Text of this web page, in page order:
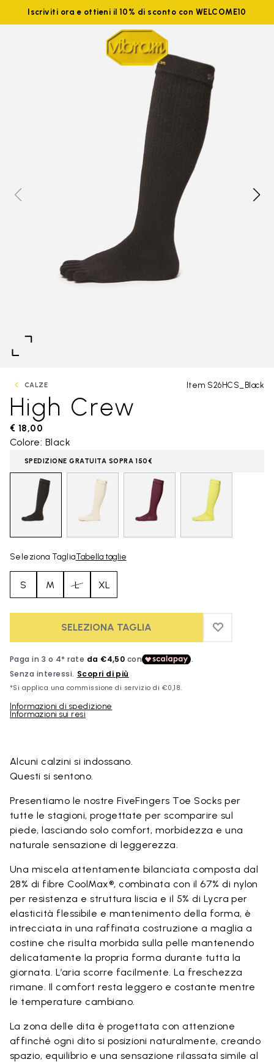
Iscriviti ora e ottieni il 10% di sconto con WELCOME10
CALZE Item S26HCS_Black
High Crew
€ 18,00
Colore: Black
SPEDIZIONE GRATUITA SOPRA 150€
Seleziona TagliaTabella taglie
S M L XL
SELEZIONA TAGLIA ADD TO
ADD TO
Informazioni di spedizione
Informazioni sui resi
Alcuni calzini si indossano.
Questi si sentono.
Presentiamo le nostre FiveFingers Toe Socks per
tutte le stagioni, progettate per scomparire sul
piede, lasciando solo comfort, morbidezza e una
naturale sensazione di leggerezza.
Una miscela attentamente bilanciata composta dal
28% di fibre CoolMax®, combinata con il 67% di nylon
per resistenza e struttura liscia e il 5% di Lycra per
elasticità flessibile e mantenimento della forma, è
intrecciata in una raffinata costruzione a maglia a
costine che risulta morbida sulla pelle mantenendo
delicatamente la propria forma durante tutta la
giornata. L’aria scorre facilmente. La freschezza
rimane. Il comfort resta leggero e costante mentre
le temperature cambiano.
La zona delle dita è progettata con attenzione
affinché ogni dito si posizioni naturalmente, creando
spazio, equilibrio e una sensazione rilassata simile al